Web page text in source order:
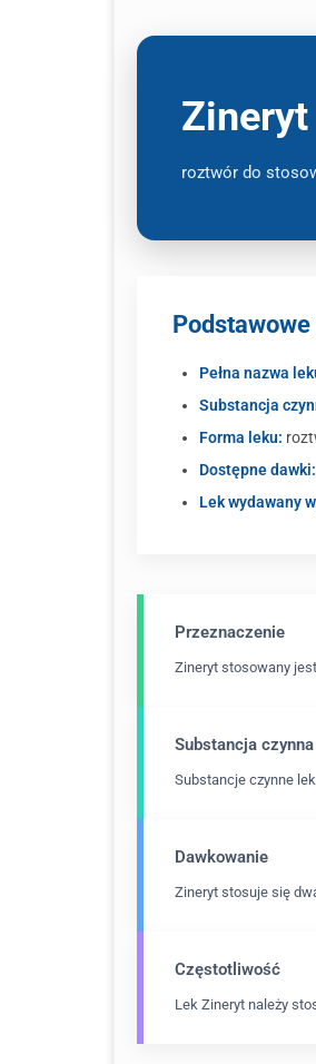
Zineryt
roztwór do
Pełna nazwa
Substancja
Forma leku:
Dostępne dawki:
Lek wydawany
Przeznaczenie
Zineryt stosowany
Substancja czynna
Substancje czynne
Dawkowanie
Zineryt stosuje się
Częstotliwość
Lek Zineryt należy